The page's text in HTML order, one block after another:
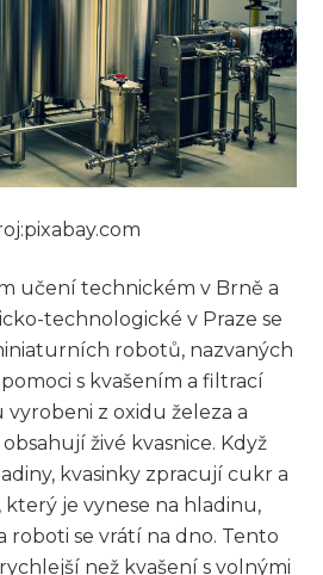
učení technickém v Brně a
technologické v Praze se
robotů, nazvaných
s kvašením a filtrací
vyrobeni z oxidu železa a
živé kvasnice. Když
kvasinky zpracují cukr a
je vynese na hladinu,
roboti se vrátí na dno. Tento
než kvašení s volnými